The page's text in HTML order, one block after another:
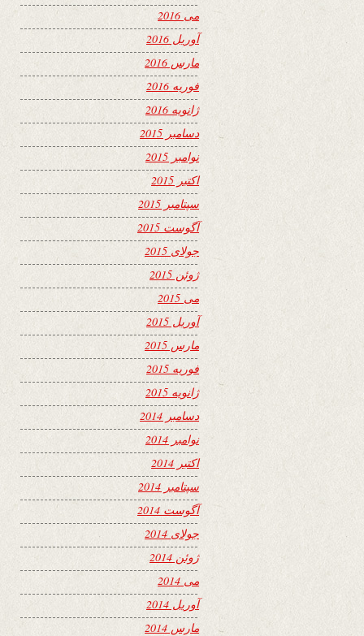
می 2016
آوریل 2016
مارس 2016
فوریه 2016
ژانویه 2016
دسامبر 2015
نوامبر 2015
اکتبر 2015
سپتامبر 2015
آگوست 2015
جولای 2015
ژوئن 2015
می 2015
آوریل 2015
مارس 2015
فوریه 2015
ژانویه 2015
دسامبر 2014
نوامبر 2014
اکتبر 2014
سپتامبر 2014
آگوست 2014
جولای 2014
ژوئن 2014
می 2014
آوریل 2014
مارس 2014